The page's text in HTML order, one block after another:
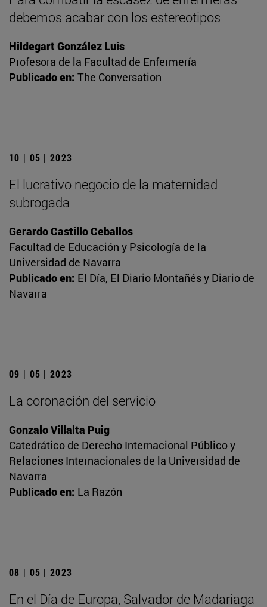
debemos acabar con los estereotipos
Hildegart González Luis
Profesora de la Facultad de Enfermería
Publicado en: The Conversation
10 | 05 | 2023
El lucrativo negocio de la maternidad
subrogada
Gerardo Castillo Ceballos
Facultad de Educación y Psicología de la
Universidad de Navarra
Publicado en: El Día, El Diario Montañés y Diario de
Navarra
09 | 05 | 2023
La coronación del servicio
Gonzalo Villalta Puig
Catedrático de Derecho Internacional Público y
Relaciones Internacionales de la Universidad de
Navarra
Publicado en: La Razón
08 | 05 | 2023
En el Día de Europa, Salvador de Madariaga